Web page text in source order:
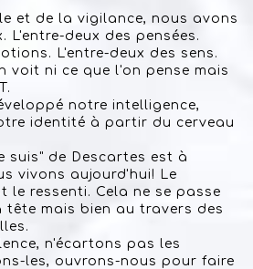
et de la vigilance, nous avons
L'entre-deux des pensées.
L'entre-deux des sens.
voit ni ce que l'on pense mais
notre intelligence,
identité à partir du cerveau
suis" de Descartes est à
vivons aujourd'hui! Le
le ressenti. Cela ne se passe
tête mais bien au travers des
n'écartons pas les
les, ouvrons-nous pour faire